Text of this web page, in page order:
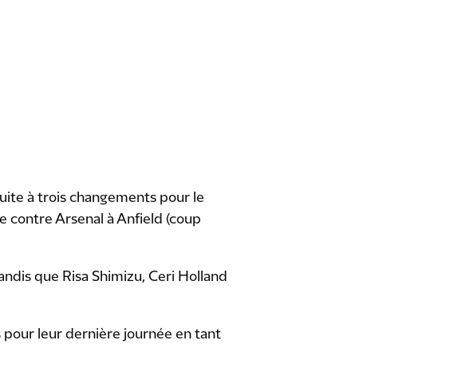
à trois changements pour le
contre Arsenal à Anfield (coup
que Risa Shimizu, Ceri Holland
leur dernière journée en tant